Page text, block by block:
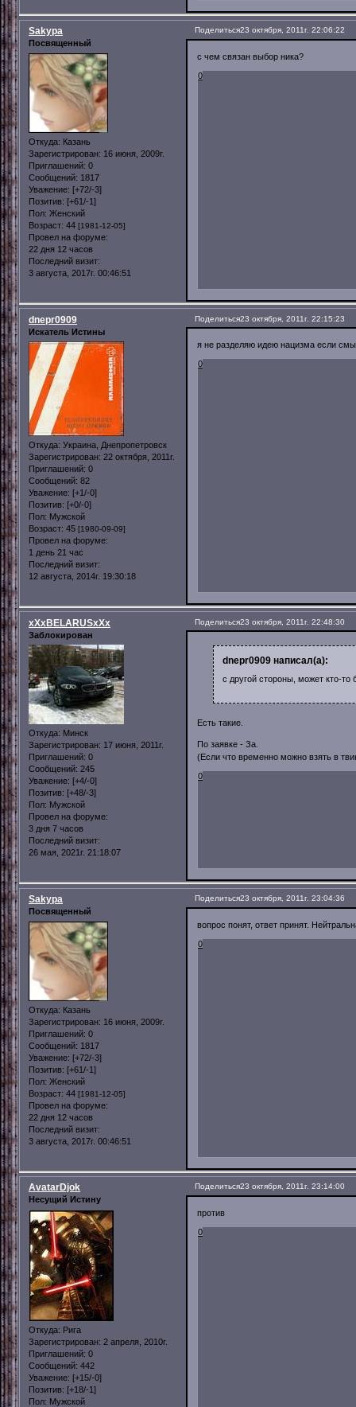
Поделиться23 октября, 2011г. 22:06:22
Sakypa
Посвященный
Откуда: Казань
Зарегистрирован: 16 июня, 2009г.
Приглашений: 0
Сообщений: 1817
Уважение: [+72/-3]
Позитив: [+61/-1]
Пол: Женский
Возраст: 44 [1981-12-05]
Провел на форуме:
22 дня 12 часов
Последний визит:
3 августа, 2017г. 00:46:51
с чем связан выбор ника?
0
Поделиться23 октября, 2011г. 22:15:23
dnepr0909
Искатель Истины
Откуда: Украина, Днепропетровск
Зарегистрирован: 22 октября, 2011г.
Приглашений: 0
Сообщений: 82
Уважение: [+1/-0]
Позитив: [+0/-0]
Пол: Мужской
Возраст: 45 [1980-09-09]
Провел на форуме:
1 день 21 час
Последний визит:
12 августа, 2014г. 19:30:18
я не разделяю идею нацизма если
0
Поделиться23 октября, 2011г. 22:48:30
xXxBELARUSxXx
Заблокирован
Откуда: Минск
Зарегистрирован: 17 июня, 2011г.
Приглашений: 0
Сообщений: 245
Уважение: [+4/-0]
Позитив: [+48/-3]
Пол: Мужской
Провел на форуме:
3 дня 7 часов
Последний визит:
26 мая, 2021г. 21:18:07
dnepr0909 написал(а):
с другой стороны, может кто-то
Есть такие.
По заявке - За.
(Если что временно можно взять в
0
Поделиться23 октября, 2011г. 23:04:36
Sakypa
Посвященный
Откуда: Казань
Зарегистрирован: 16 июня, 2009г.
Приглашений: 0
Сообщений: 1817
Уважение: [+72/-3]
Позитив: [+61/-1]
Пол: Женский
Возраст: 44 [1981-12-05]
Провел на форуме:
22 дня 12 часов
Последний визит:
3 августа, 2017г. 00:46:51
вопрос понят, ответ принят.
0
Поделиться23 октября, 2011г. 23:14:00
AvatarDjok
Несущий Истину
Откуда: Рига
Зарегистрирован: 2 апреля, 2010г.
Приглашений: 0
Сообщений: 442
Уважение: [+15/-0]
Позитив: [+18/-1]
Пол: Мужской
против
0